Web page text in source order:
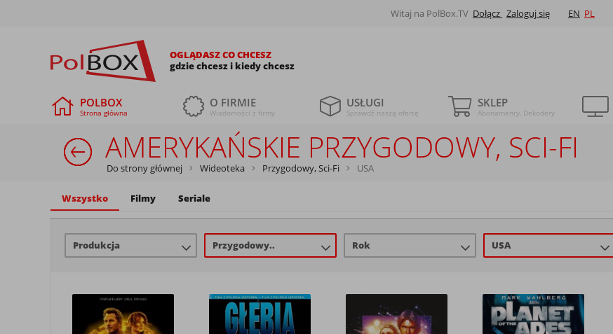
Witaj na PolBox.TV Dołącz Zaloguj się EN PL
OGLĄDASZ CO CHCESZ
gdzie chcesz i kiedy chcesz
POLBOX
Strona główna
O FIRMIE
Wiadomości z firmy
USŁUGI
Sprawdź naszą ofertę
SKLEP
Abonamenty, Dekodery
AMERYKAŃSKIE PRZYGODOWY, SCI-FI
Do strony głównej Wideoteka Przygodowy, Sci-Fi USA
Wszystko Filmy Seriale
Produkcja Przygodowy.. Rok USA